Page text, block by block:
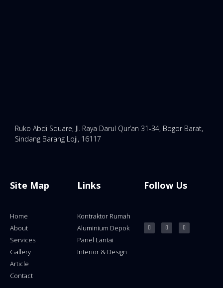
Ruko Abdi Square, Jl. Raya Darul Qur’an 31-34, Bogor Barat,
Sindang Barang Loji, 16117
Site Map
Home
About
Services
Gallery
Article
Contact
Links
Kontraktor Rumah
Aluminium Depok
Panel Lantai
Interior & Design
Follow Us